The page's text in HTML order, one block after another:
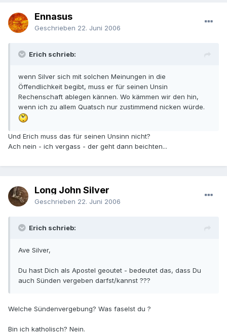
Ennasus
Geschrieben 22. Juni 2006
Erich schrieb:
wenn Silver sich mit solchen Meinungen in die
Öffendlichkeit begibt, muss er für seinen Unsin
Rechenschaft ablegen kännen. Wo kämmen wir den hin,
wenn ich zu allem Quatsch nur zustimmend nicken würde.
Und Erich muss das für seinen Unsinn nicht?
Ach nein - ich vergass - der geht dann beichten...
Long John Silver
Geschrieben 22. Juni 2006
Erich schrieb:
Ave Silver,
Du hast Dich als Apostel geoutet - bedeutet das, dass Du
auch Sünden vergeben darfst/kannst ???
Welche Sündenvergebung? Was faselst du ?
Bin ich katholisch? Nein.